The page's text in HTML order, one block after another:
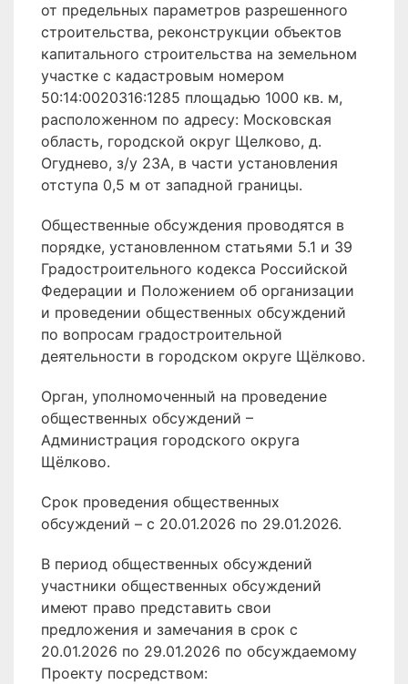
от предельных параметров разрешенного
строительства, реконструкции объектов
капитального строительства на земельном
участке с кадастровым номером
50:14:0020316:1285 площадью 1000 кв. м,
расположенном по адресу: Московская
область, городской округ Щелково, д.
Огуднево, з/у 23А, в части установления
отступа 0,5 м от западной границы.
Общественные обсуждения проводятся в
порядке, установленном статьями 5.1 и 39
Градостроительного кодекса Российской
Федерации и Положением об организации
и проведении общественных обсуждений
по вопросам градостроительной
деятельности в городском округе Щёлково.
Орган, уполномоченный на проведение
общественных обсуждений –
Администрация городского округа
Щёлково.
Срок проведения общественных
обсуждений – с 20.01.2026 по 29.01.2026.
В период общественных обсуждений
участники общественных обсуждений
имеют право представить свои
предложения и замечания в срок с
20.01.2026 по 29.01.2026 по обсуждаемому
Проекту посредством: